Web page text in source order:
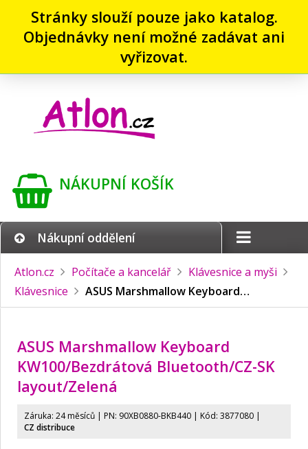
Stránky slouží pouze jako katalog.
Objednávky není možné zadávat ani
vyřizovat.
NÁKUPNÍ KOŠÍK
Nákupní oddělení
Atlon.cz Počítače a kancelář
Klávesnice a myši
Klávesnice
ASUS Marshmallow Keyboard…
ASUS Marshmallow Keyboard
KW100/Bezdrátová Bluetooth/CZ-SK
layout/Zelená
Záruka: 24 měsíců | PN: 90XB0880-BKB440 | Kód: 3877080 |
CZ distribuce